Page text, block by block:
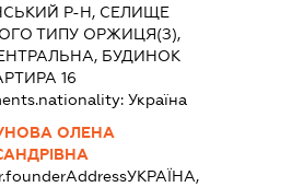
Р-Н, СЕЛИЩЕ
ТИПУ ОРЖИЦЯ(З),
БУДИНОК
16
Україна
ОЛЕНА
УКРАЇНА,